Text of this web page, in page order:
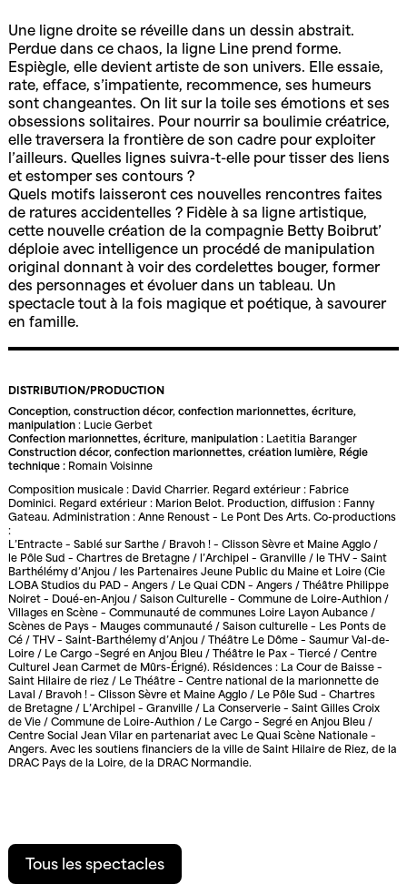
Une ligne droite se réveille dans un dessin abstrait.
Perdue dans ce chaos, la ligne Line prend forme.
Espiègle, elle devient artiste de son univers. Elle essaie,
rate, efface, s’impatiente, recommence, ses humeurs
sont changeantes. On lit sur la toile ses émotions et ses
obsessions solitaires. Pour nourrir sa boulimie créatrice,
elle traversera la frontière de son cadre pour exploiter
l’ailleurs. Quelles lignes suivra-t-elle pour tisser des liens
et estomper ses contours ?
Quels motifs laisseront ces nouvelles rencontres faites
de ratures accidentelles ? Fidèle à sa ligne artistique,
cette nouvelle création de la compagnie Betty Boibrut’
déploie avec intelligence un procédé de manipulation
original donnant à voir des cordelettes bouger, former
des personnages et évoluer dans un tableau. Un
spectacle tout à la fois magique et poétique, à savourer
en famille.
DISTRIBUTION/PRODUCTION
Conception, construction décor, confection marionnettes, écriture,
manipulation: Lucie Gerbet
Confection marionnettes, écriture, manipulation :Laetitia Baranger
Construction décor, confection marionnettes, création lumière, Régie
technique :Romain Voisinne
Composition musicale : David Charrier. Regard extérieur : Fabrice
Dominici. Regard extérieur : Marion Belot. Production, diffusion : Fanny
Gateau. Administration : Anne Renoust – Le Pont Des Arts. Co-productions
:
L’Entracte – Sablé sur Sarthe / Bravoh ! – Clisson Sèvre et Maine Agglo /
le Pôle Sud – Chartres de Bretagne / l’Archipel – Granville / le THV – Saint
Barthélémy d’Anjou / les Partenaires Jeune Public du Maine et Loire (Cie
LOBA Studios du PAD – Angers / Le Quai CDN – Angers / Théâtre Philippe
Noiret – Doué-en-Anjou / Saison Culturelle – Commune de Loire-Authion /
Villages en Scène – Communauté de communes Loire Layon Aubance /
Scènes de Pays – Mauges communauté / Saison culturelle – Les Ponts de
Cé / THV – Saint-Barthélemy d’Anjou / Théâtre Le Dôme – Saumur Val-de-
Loire / Le Cargo –Segré en Anjou Bleu / Théâtre le Pax – Tiercé / Centre
Culturel Jean Carmet de Mûrs-Érigné). Résidences : La Cour de Baisse –
Saint Hilaire de riez / Le Théâtre – Centre national de la marionnette de
Laval / Bravoh ! – Clisson Sèvre et Maine Agglo / Le Pôle Sud – Chartres
de Bretagne / L’Archipel – Granville / La Conserverie – Saint Gilles Croix
de Vie / Commune de Loire-Authion / Le Cargo – Segré en Anjou Bleu /
Centre Social Jean Vilar en partenariat avec Le Quai Scène Nationale –
Angers. Avec les soutiens financiers de la ville de Saint Hilaire de Riez, de la
DRAC Pays de la Loire, de la DRAC Normandie.
Tous les spectacles